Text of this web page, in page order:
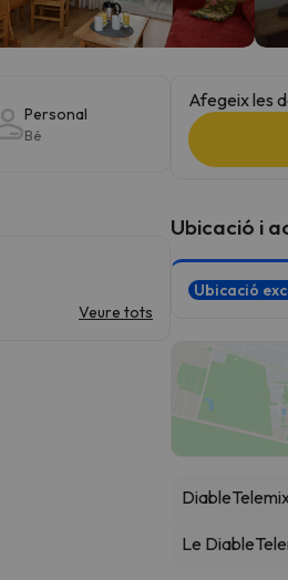
Personal
Bé
Veure tots
Afegeix les
Ubicació i
Ubicació
Diable
Le Diable